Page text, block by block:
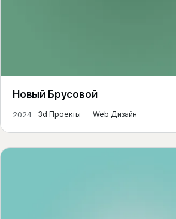
Новый Брусовой
2024 3d Проекты Web Дизайн